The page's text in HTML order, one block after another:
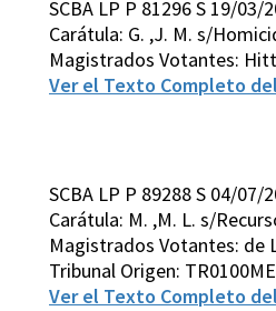
SCBA LP P 81296 S 19/03/
Carátula: G. ,J. M. s/
Magistrados Votantes:
Ver el Texto Completo
SCBA LP P 89288 S 04/07/
Carátula: M. ,M. L. s/
Magistrados Votantes: de
Tribunal Origen: TR0100ME
Ver el Texto Completo